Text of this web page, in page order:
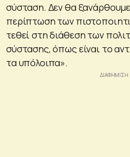
σύσταση. Δεν θα
περίπτωση των
τεθεί στη διάθεση των
σύστασης, όπως είναι το
τα υπόλοιπα».